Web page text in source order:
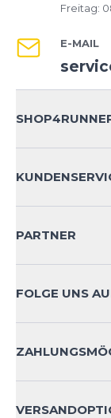
Freitag:
E-MAIL
KONTAKT
PARTNER
FOLGE UNS